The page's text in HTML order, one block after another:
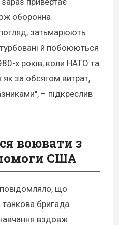
оборонна
затьмарюють
й побоюються
х років, коли НАТО та
за обсягом витрат,
– підкреслив
воювати з
США
що
бригада
вздовж